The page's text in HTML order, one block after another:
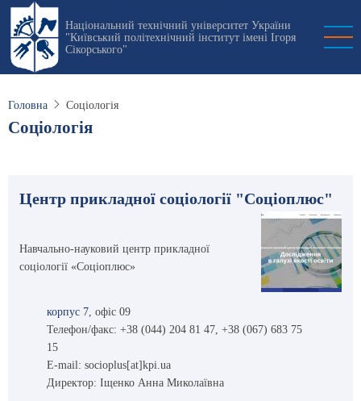
Перейти
основного
вмісту
Національний технічний університет України
"Київський політехнічний інститут імені Ігоря
Сікорського"
Головна Соціологія
Соціологія
Центр прикладної соціології "Соціоплюс"
Навчально-науковий центр прикладної
соціології «Соціоплюс»
корпус 7, офіс 09
Телефон/факс: +38 (044) 204 81 47, +38 (067) 683 75
15
E-mail: socioplus[at]kpi.ua
Директор: Іщенко Анна Миколаївна